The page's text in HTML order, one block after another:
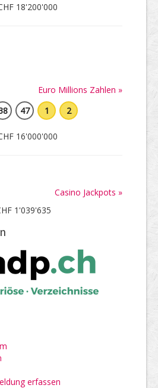
18'200'000
Euro Millions Zahlen »
47 1 2
16'000'000
Casino Jackpots »
1'039'635
erfassen